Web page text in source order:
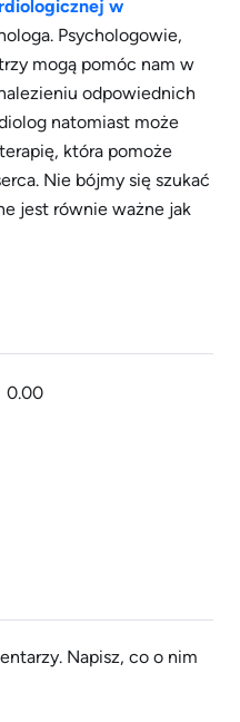
w
Psychologowie,
mogą pomóc nam w
odpowiednich
natomiast może
która pomoże
Nie bójmy się szukać
jest równie ważne jak
0.00
Napisz, co o nim